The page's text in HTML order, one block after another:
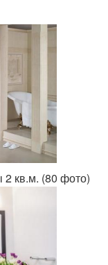
2 кв.м. (80 фото)